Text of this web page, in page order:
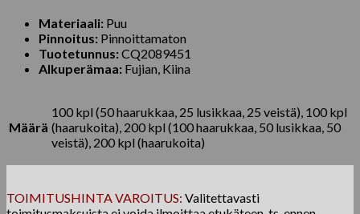
Materiaali: Puu
Pinnoitus: Pinnoittamaton
Tuotetunnus:CQ2089451
Alkuperämaa: Fujian, Kiina
Määrä
100 kpl (50 haarukkaa, 25 lusikkaa, 25 veistä), 100 kpl
(haarukoita), 200 kpl (100 haarukkaa, 50 lusikkaa, 50
veistä), 200 kpl (haarukoita)
TOIMITUSHINTA VAROITUS: Valitettavasti